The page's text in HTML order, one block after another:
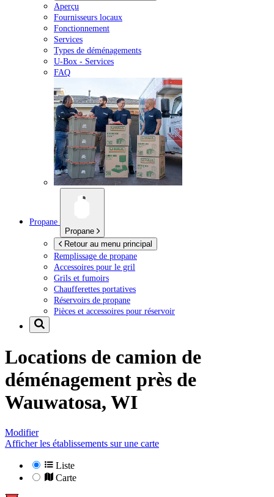
Aperçu
Fournisseurs locaux
Fonctionnement
Services
Types de déménagements
U-Box - Services
FAQ
Propane
Propane
Retour au menu principal
Remplissage de propane
Accessoires pour le gril
Grils et fumoirs
Chaufferettes portatives
Réservoirs de propane
Pièces et accessoires pour réservoir
Locations de camion de
déménagement près de
Wauwatosa, WI
Modifier
Afficher les établissements sur une carte
Liste
Carte